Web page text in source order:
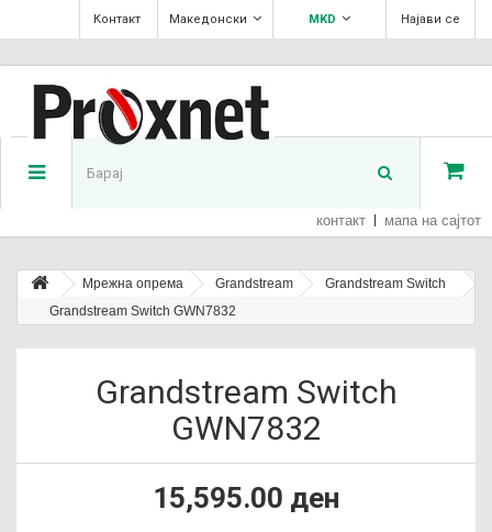
Најави се
MKD
Македонски
Контакт
контакт мапа на сајтот
Мрежна опрема Grandstream
Grandstream Switch
Grandstream Switch GWN7832
Grandstream Switch
GWN7832
15,595.00 ден